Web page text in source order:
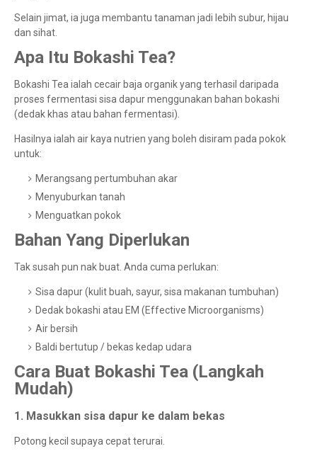
Selain jimat, ia juga membantu tanaman jadi lebih subur, hijau
dan sihat.
Apa Itu Bokashi Tea?
Bokashi Tea ialah cecair baja organik yang terhasil daripada
proses fermentasi sisa dapur menggunakan bahan bokashi
(dedak khas atau bahan fermentasi).
Hasilnya ialah air kaya nutrien yang boleh disiram pada pokok
untuk:
Merangsang pertumbuhan akar
Menyuburkan tanah
Menguatkan pokok
Bahan Yang Diperlukan
Tak susah pun nak buat. Anda cuma perlukan:
Sisa dapur (kulit buah, sayur, sisa makanan tumbuhan)
Dedak bokashi atau EM (Effective Microorganisms)
Air bersih
Baldi bertutup / bekas kedap udara
Cara Buat Bokashi Tea (Langkah
Mudah)
1. Masukkan sisa dapur ke dalam bekas
Potong kecil supaya cepat terurai.